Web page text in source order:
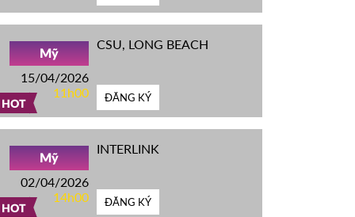
HOT
Mỹ
15/04/2026
11h00
CSU, LONG BEACH
ĐĂNG KÝ
HOT
Mỹ
02/04/2026
14h00
INTERLINK
ĐĂNG KÝ